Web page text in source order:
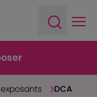
DCA